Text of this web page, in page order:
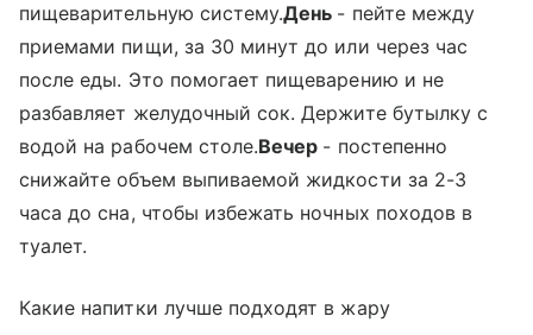
пищеварительную систему.День - пейте между
приемами пищи, за 30 минут до или через час
после еды. Это помогает пищеварению и не
разбавляет желудочный сок. Держите бутылку с
водой на рабочем столе.Вечер - постепенно
снижайте объем выпиваемой жидкости за 2-3
часа до сна, чтобы избежать ночных походов в
туалет.
Какие напитки лучше подходят в жару